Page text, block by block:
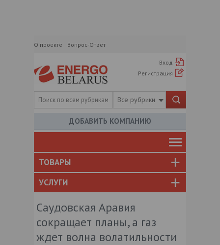
О проекте Вопрос-Ответ
Вход
Регистрация
Все рубрики
ДОБАВИТЬ КОМПАНИЮ
ТОВАРЫ
УСЛУГИ
Саудовская Аравия
сокращает планы, а газ
ждет волна волатильности